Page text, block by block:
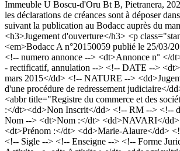
Immeuble U Boscu-d'Oru Bt B, Pietranera,
les déclarations de créances sont à déposer
suivant la publication au Bodacc auprès du
<h3>Jugement d'ouverture</h3> <p
<em>Bodacc A n°20150059 publié le 25/03/
<!-- numero annonce --> <dt>Annonce n° </
- rectificatif, annulation --> <!-- DATE -->
mars 2015</dd> <!-- NATURE -->
d'une procédure de redressement judiciaire</
<abbr title="Registre du commerce et des
:</dt><dd>Non Inscrit</dd> <!-- RM --> <!--
Nom --> <dt>Nom :</dt> <dd>NAVARI</
<dt>Prénom :</dt> <dd>Marie-Alaure</dd>
<!-- Sigle --> <!-- Enseigne --> <!-- Forme